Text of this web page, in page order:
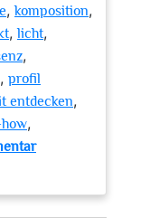
,komposition,
,licht,
,
, profil
entdecken,
,